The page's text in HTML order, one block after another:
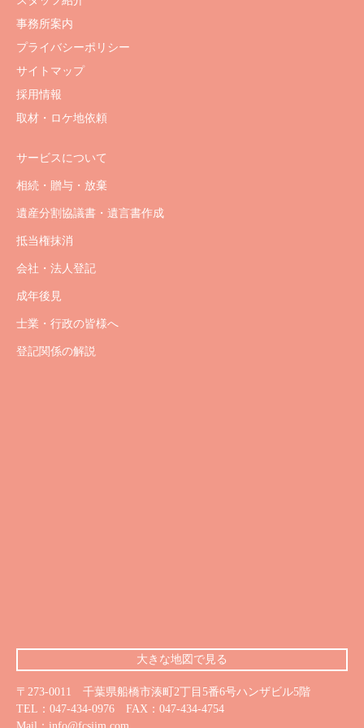
事務所案内
プライバシーポリシー
サイトマップ
採用情報
取材・ロケ地依頼
サービスについて
相続・贈与・放棄
遺産分割協議書・遺言書作成
抵当権抹消
会社・法人登記
成年後見
士業・行政の皆様へ
登記関係の解説
大きな地図で見る
〒273-0011 千葉県船橋市湊町2丁目5番6号ハンザビル5階
TEL： 047-434-0976 FAX： 047-434-4754